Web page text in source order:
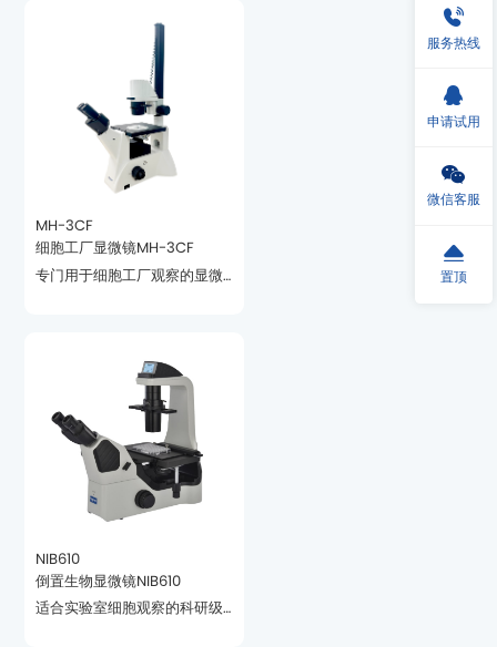
MH-3CF
细胞工厂显微镜MH-3CF
NIB610
倒置生物显微镜NIB610
服务热线
申请试用
微信客服
置顶